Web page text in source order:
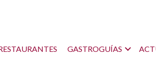
GASTROGUÍAS